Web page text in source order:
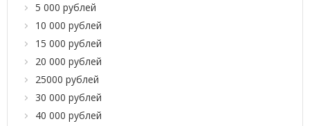
5 000 рублей
10 000 рублей
15 000 рублей
20 000 рублей
25000 рублей
30 000 рублей
40 000 рублей